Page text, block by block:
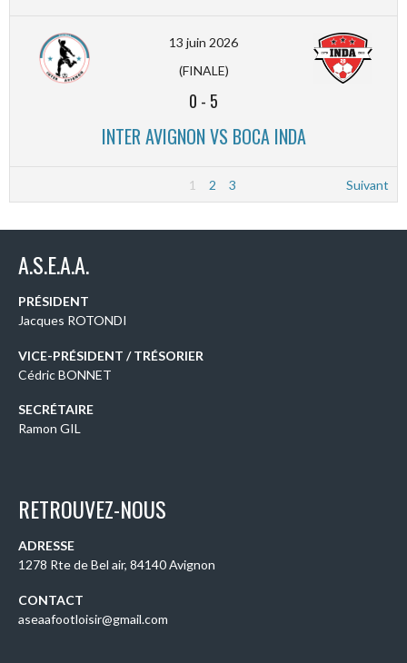
13 juin 2026
(FINALE)
0 - 5
INTER AVIGNON VS BOCA INDA
1 2 3 Suivant
A.S.E.A.A.
PRÉSIDENT
Jacques ROTONDI
VICE-PRÉSIDENT / TRÉSORIER
Cédric BONNET
SECRÉTAIRE
Ramon GIL
RETROUVEZ-NOUS
ADRESSE
1278 Rte de Bel air, 84140 Avignon
CONTACT
aseaafootloisir@gmail.com